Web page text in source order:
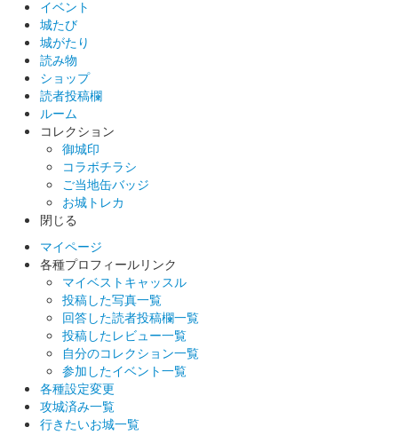
2023年12月16、17日に開催されたお城EXPO2023の「松本城 御
城印帳／登久姫プロジェクト」のブースにて御城印６家セット購
入すると貰える。石川数正、小笠原秀政、戸田康長、松平直政、
堀田正盛、……
松本城 御城印
販売終了
2023年12月16、17日に開催されたお城EXPO2023の「松本城 御
城印帳／登久姫プロジェクト」のブースにて水野家を選び、水野
松本城 御城印
販売終了
2023年12月16、17日に開催されたお城EXPO2023の「松本城 御
城印帳／登久姫プロジェクト」のブースにて堀田家を選び、堀田
家の「黒餅堅木瓜」の金の家紋印を押印。
イベント
城たび
城がたり
読み物
ショップ
読者投稿欄
ルーム
コレクション
御城印
コラボチラシ
ご当地缶バッジ
お城トレカ
閉じる
マイページ
各種プロフィールリンク
マイベストキャッスル
投稿した写真一覧
回答した読者投稿欄一覧
投稿したレビュー一覧
自分のコレクション一覧
参加したイベント一覧
各種設定変更
攻城済み一覧
行きたいお城一覧